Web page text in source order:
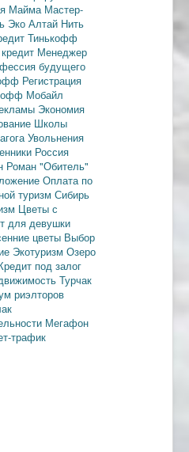
Майма Мастер-
Эко Алтай Нить
Тинькофф
Менеджер
будущего
Регистрация
Мобайл
Экономия
Школы
Увольнения
Россия
Роман "Обитель"
Оплата по
туризм Сибирь
Цветы с
для девушки
цветы Выбор
Экотуризм Озеро
под залог
Турчак
риэлторов
Мегафон
трафик